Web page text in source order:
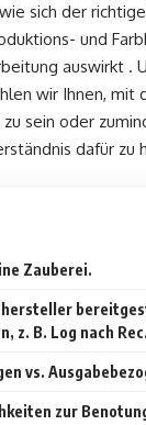
sich der
und
auswirkt .
wir Ihnen, mit
sein oder
dafür zu
Zauberei.
z. B. Log nach
vs.
zur